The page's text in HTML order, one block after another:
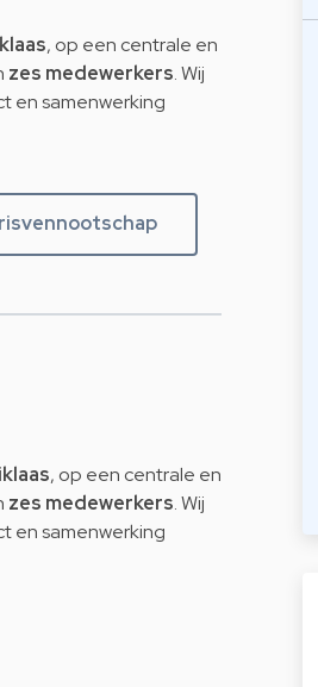
, op een centrale en
zes medewerkers. Wij
en samenwerking
, op een centrale en
zes medewerkers. Wij
en samenwerking